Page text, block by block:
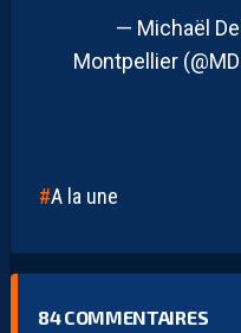
— Michaël
Montpellier
A la une
84COMMENTAIRES